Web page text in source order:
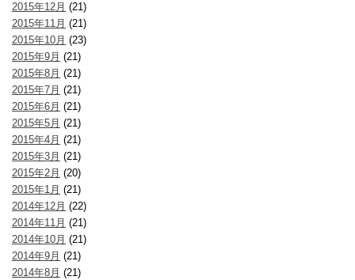
2015年12月 (21)
2015年11月 (21)
2015年10月 (23)
2015年9月 (21)
2015年8月 (21)
2015年7月 (21)
2015年6月 (21)
2015年5月 (21)
2015年4月 (21)
2015年3月 (21)
2015年2月 (20)
2015年1月 (21)
2014年12月 (22)
2014年11月 (21)
2014年10月 (21)
2014年9月 (21)
2014年8月 (21)